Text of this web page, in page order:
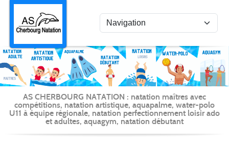
AS CHERBOURG NATATION : natation maîtres avec
compétitions, natation artistique, aquapalme, water-polo
U11 à équipe régionale, natation perfectionnement loisir ado
et adultes, aquagym, natation débutant
Panneau de gestion des cookies